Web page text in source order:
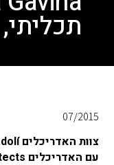
07/2015
צוות האדריכלים
עם האדריכלים